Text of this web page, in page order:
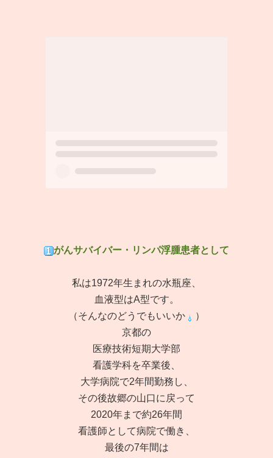
がんサバイバー・リンパ浮腫患者として
私は1972年生まれの水瓶座、
血液型はA型です。
（そんなのどうでもいいか
）
京都の
医療技術短期大学部
看護学科を卒業後、
大学病院で2年間勤務し、
その後故郷の山口に戻って
2020年まで約26年間
看護師として病院で働き、
最後の7年間は